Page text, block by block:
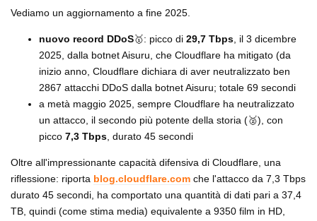
Vediamo un aggiornamento a fine 2025.
nuovo record DDoS🥇: picco di 29,7 Tbps , il 3 dicembre
2025, dalla botnet Aisuru, che Cloudflare ha mitigato (da
inizio anno, Cloudflare dichiara di aver neutralizzato ben
2867 attacchi DDoS dalla botnet Aisuru; totale 69 secondi
a metà maggio 2025, sempre Cloudflare ha neutralizzato
un attacco, il secondo più potente della storia (🥈), con
picco 7,3 Tbps , durato 45 secondi
Oltre all'impressionante capacità difensiva di Cloudflare, una
riflessione: riporta blog.cloudflare.com che l'attacco da 7,3 Tbps
durato 45 secondi, ha comportato una quantità di dati pari a 37,4
TB, quindi (come stima media) equivalente a 9350 film in HD,